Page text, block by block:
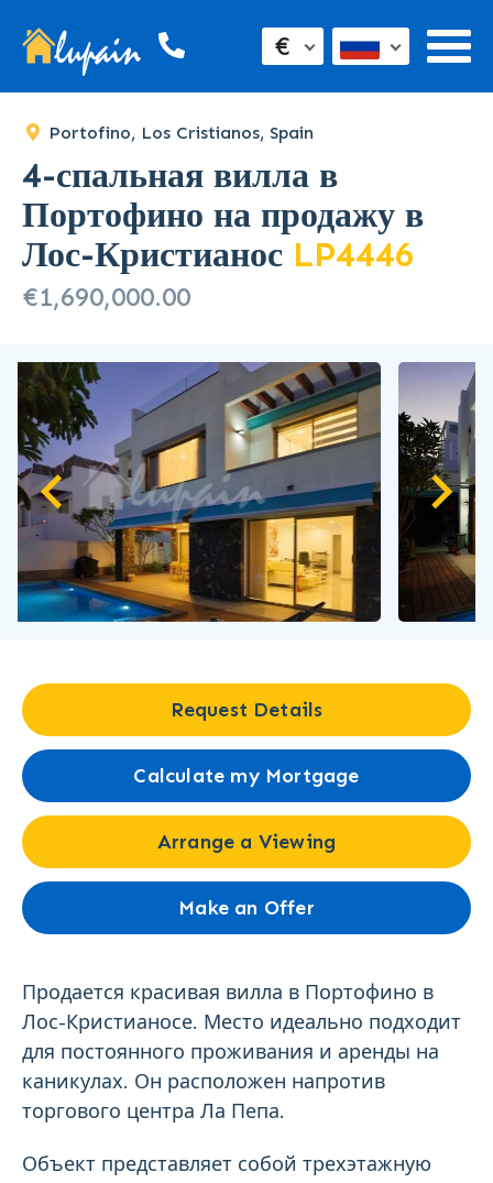
€
Portofino, Los Cristianos, Spain
4-спальная вилла в
Портофино на продажу в
Лос-Кристианос LP4446
€1,690,000.00
Request Details
Calculate my Mortgage
Arrange a Viewing
Make an Offer
Продается красивая вилла в Портофино в
Лос-Кристианосе. Место идеально подходит
для постоянного проживания и аренды на
каникулах. Он расположен напротив
торгового центра Ла Пепа.
Объект представляет собой трехэтажную